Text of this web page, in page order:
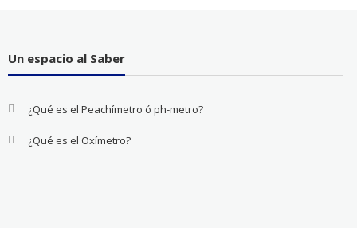
Un espacio al Saber
¿Qué es el Peachímetro ó ph-metro?
¿Qué es el Oxímetro?